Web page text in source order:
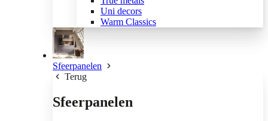
Uni decors
Warm Classics
Sfeerpanelen
Terug
Sfeerpanelen